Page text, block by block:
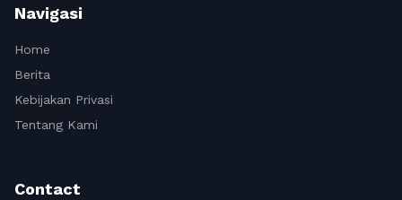
Navigasi
Home
Berita
Kebijakan Privasi
Tentang Kami
Contact